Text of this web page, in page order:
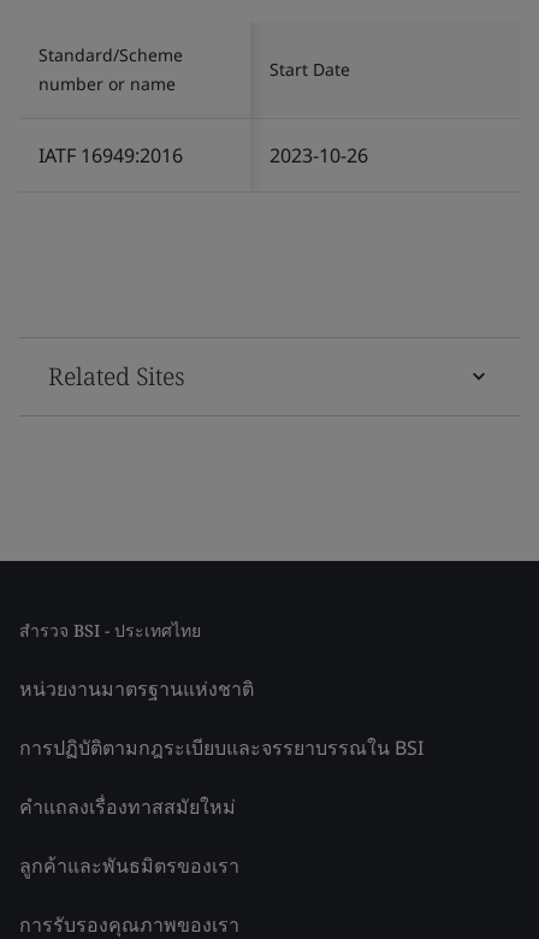
Standard/Scheme
number or name
Start Date
IATF 16949:2016 2023-10-26
Related Sites
สำรวจ BSI - ประเทศไทย
หน่วยงานมาตรฐานแห่งชาติ
การปฏิบัติตามกฎระเบียบและจรรยาบรรณใน BSI
คำแถลงเรื่องทาสสมัยใหม่
ลูกค้าและพันธมิตรของเรา
การรับรองคุณภาพของเรา